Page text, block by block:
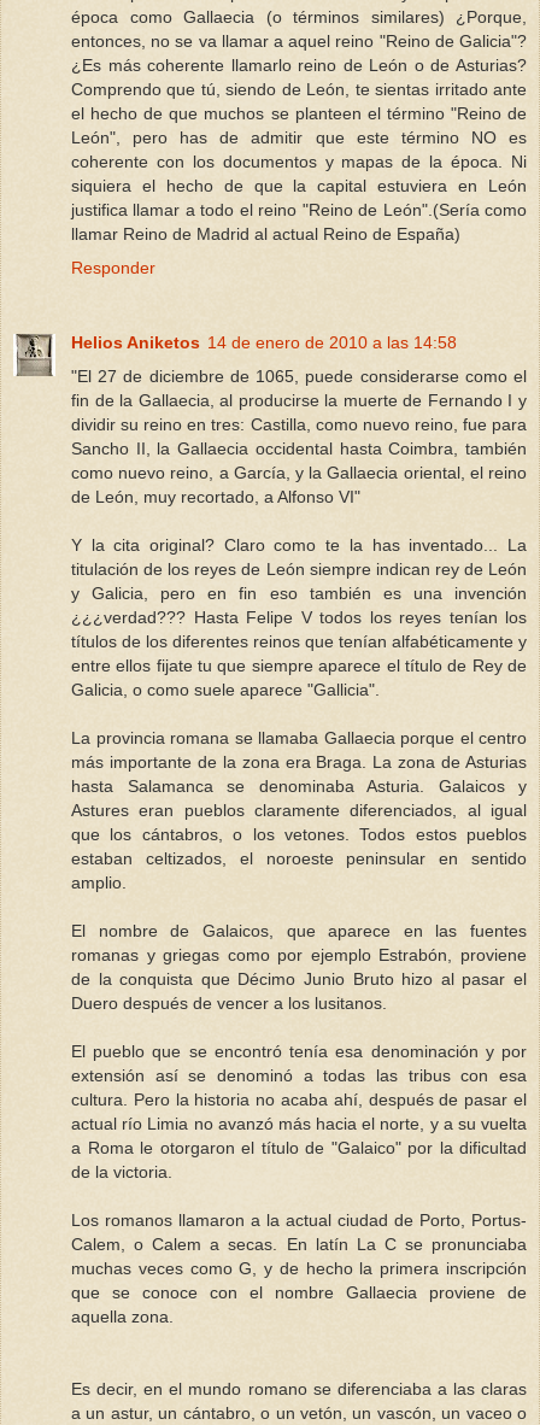
época como Gallaecia (o términos similares) ¿Porque,
entonces, no se va llamar a aquel reino "Reino de Galicia"?
¿Es más coherente llamarlo reino de León o de Asturias?
Comprendo que tú, siendo de León, te sientas irritado ante
el hecho de que muchos se planteen el término "Reino de
León", pero has de admitir que este término NO es
coherente con los documentos y mapas de la época. Ni
siquiera el hecho de que la capital estuviera en León
justifica llamar a todo el reino "Reino de León".(Sería como
llamar Reino de Madrid al actual Reino de España)
Responder
Helios Aniketos 14 de enero de 2010 a las 14:58
"El 27 de diciembre de 1065, puede considerarse como el
fin de la Gallaecia, al producirse la muerte de Fernando I y
dividir su reino en tres: Castilla, como nuevo reino, fue para
Sancho II, la Gallaecia occidental hasta Coimbra, también
como nuevo reino, a García, y la Gallaecia oriental, el reino
de León, muy recortado, a Alfonso VI"
Y la cita original? Claro como te la has inventado... La
titulación de los reyes de León siempre indican rey de León
y Galicia, pero en fin eso también es una invención
¿¿¿verdad??? Hasta Felipe V todos los reyes tenían los
títulos de los diferentes reinos que tenían alfabéticamente y
entre ellos fijate tu que siempre aparece el título de Rey de
Galicia, o como suele aparece "Gallicia".
La provincia romana se llamaba Gallaecia porque el centro
más importante de la zona era Braga. La zona de Asturias
hasta Salamanca se denominaba Asturia. Galaicos y
Astures eran pueblos claramente diferenciados, al igual
que los cántabros, o los vetones. Todos estos pueblos
estaban celtizados, el noroeste peninsular en sentido
amplio.
El nombre de Galaicos, que aparece en las fuentes
romanas y griegas como por ejemplo Estrabón, proviene
de la conquista que Décimo Junio Bruto hizo al pasar el
Duero después de vencer a los lusitanos.
El pueblo que se encontró tenía esa denominación y por
extensión así se denominó a todas las tribus con esa
cultura. Pero la historia no acaba ahí, después de pasar el
actual río Limia no avanzó más hacia el norte, y a su vuelta
a Roma le otorgaron el título de "Galaico" por la dificultad
de la victoria.
Los romanos llamaron a la actual ciudad de Porto, Portus-
Calem, o Calem a secas. En latín La C se pronunciaba
muchas veces como G, y de hecho la primera inscripción
que se conoce con el nombre Gallaecia proviene de
aquella zona.
Es decir, en el mundo romano se diferenciaba a las claras
a un astur, un cántabro, o un vetón, un vascón, un vaceo o